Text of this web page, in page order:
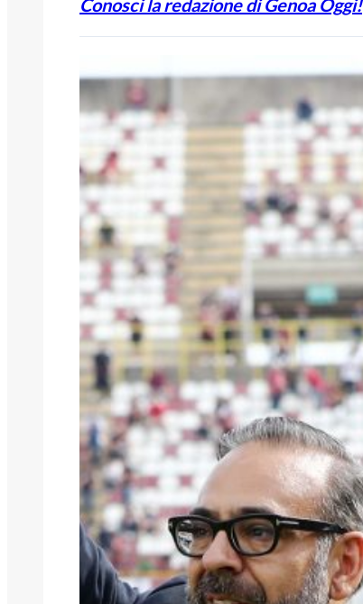
Conosci la redazione di Genoa Oggi!